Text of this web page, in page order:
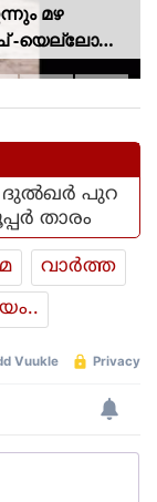
മഴ
-യെല്ലോ
ദുൽഖർ പുറ
താരം
വാര്‍ത്ത